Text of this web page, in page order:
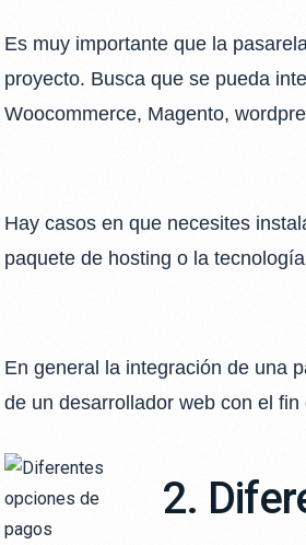
Es muy importante que la
proyecto. Busca que se pueda
Woocommerce, Magento,
Hay casos en que necesites
paquete de hosting o la
En general la integración de una
de un desarrollador web con el
2.